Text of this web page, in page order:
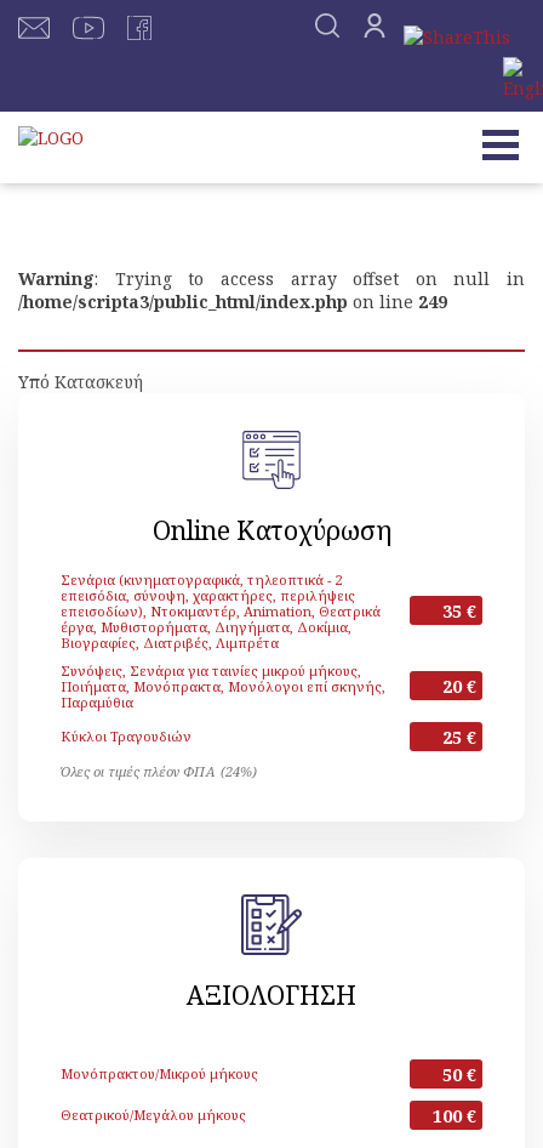
Warning: Trying to access array offset on null in
/home/scripta3/public_html/index.php on line 249
Υπό Κατασκευή
Online Κατοχύρωση
Σενάρια (κινηματογραφικά, τηλεοπτικά - 2
επεισόδια, σύνοψη, χαρακτήρες, περιλήψεις
επεισοδίων), Ντοκιμαντέρ, Animation, Θεατρικά
έργα, Μυθιστορήματα, Διηγήματα, Δοκίμια,
Βιογραφίες, Διατριβές, Λιμπρέτα
35 €
Συνόψεις, Σενάρια για ταινίες μικρού μήκους,
Ποιήματα, Μονόπρακτα, Μονόλογοι επί σκηνής,
Παραμύθια
20 €
Κύκλοι Τραγουδιών 25 €
Όλες οι τιμές πλέον ΦΠΑ (24%)
ΑΞΙΟΛΟΓΗΣΗ
Μονόπρακτου/Μικρού μήκους 50 €
Θεατρικού/Μεγάλου μήκους 100 €